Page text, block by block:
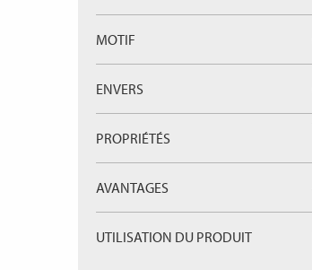
MOTIF
ENVERS
PROPRIÉTÉS
AVANTAGES
UTILISATION DU PRODUIT